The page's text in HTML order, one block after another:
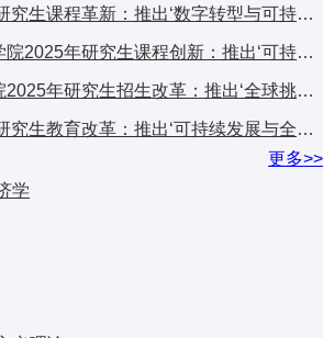
香港都会大学2025年研究生课程革新：推出‘数字转型与可持续发展’跨学科计划，引发广泛关注
英国雷丁大学亨利商学院2025年研究生课程创新：推出‘可持续金融与ESG’专项计划，引领商科教育新趋势
英国牛津大学耶稣学院2025年研究生招生改革：推出‘全球挑战’跨学科项目，引发国际教育界关注
英国牛津大学2025年研究生教育改革：推出‘可持续发展与全球挑战’交叉学科计划，引发国际教育界关注
更多>>
学